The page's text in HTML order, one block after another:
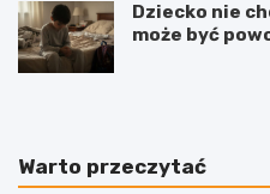
Dziecko nie
może być
Warto przeczytać